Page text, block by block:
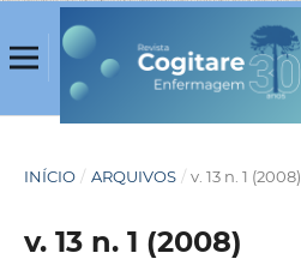
INÍCIO / ARQUIVOS / v. 13 n. 1 (2008)
v. 13 n. 1 (2008)